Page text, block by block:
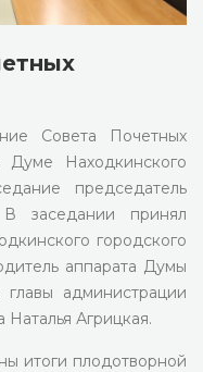
Совета Почетных
Находкинского
председатель
заседании принял
городского
аппарата Думы
администрации
Наталья Агрицкая.
итоги плодотворной